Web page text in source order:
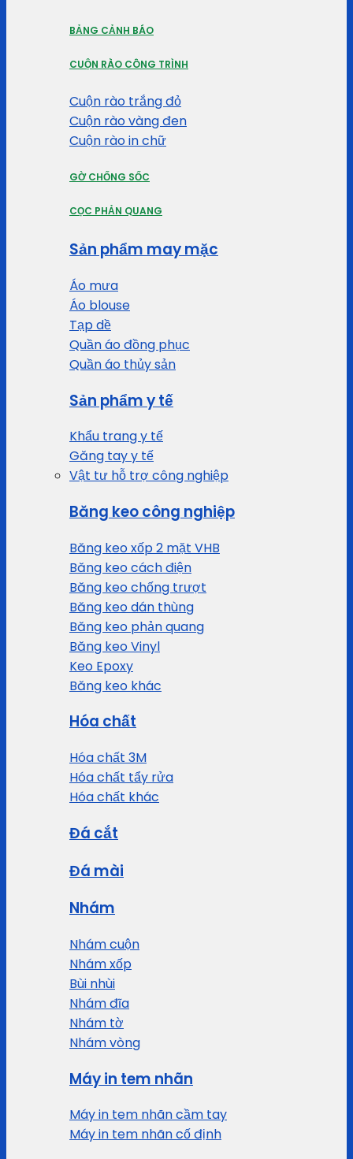
BẢNG CẢNH BÁO
CUỘN RÀO CÔNG TRÌNH
Cuộn rào trắng đỏ
Cuộn rào vàng đen
Cuộn rào in chữ
GỜ CHỐNG SỐC
CỌC PHẢN QUANG
Sản phẩm may mặc
Áo mưa
Áo blouse
Tạp dề
Quần áo đồng phục
Quần áo thủy sản
Sản phẩm y tế
Khẩu trang y tế
Găng tay y tế
Vật tư hỗ trợ công nghiệp
Băng keo công nghiệp
Băng keo xốp 2 mặt VHB
Băng keo cách điện
Băng keo chống trượt
Băng keo dán thùng
Băng keo phản quang
Băng keo Vinyl
Keo Epoxy
Băng keo khác
Hóa chất
Hóa chất 3M
Hóa chất tẩy rửa
Hóa chất khác
Đá cắt
Đá mài
Nhám
Nhám cuộn
Nhám xốp
Bùi nhùi
Nhám đĩa
Nhám tờ
Nhám vòng
Máy in tem nhãn
Máy in tem nhãn cầm tay
Máy in tem nhãn cố định